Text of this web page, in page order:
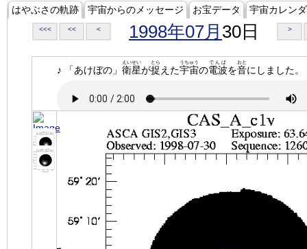
はやぶさの軌跡 宇宙からのメッセージ お宝データ 宇宙カレン
<<< << < 1998年07月 30日 >
♪ 「あけぼの」 衛星
えいせい
が捉
とら
えた宇宙
うちゅう
の電波
でんぱ
を音
おと
にしました。